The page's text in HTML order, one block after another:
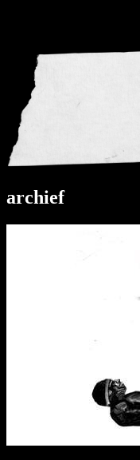
archief